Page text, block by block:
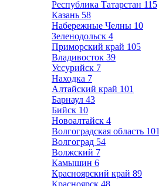
Республика Татарстан 115
Казань 58
Набережные Челны 10
Зеленодольск 4
Приморский край 105
Владивосток 39
Уссурийск 7
Находка 7
Алтайский край 101
Барнаул 43
Бийск 10
Новоалтайск 4
Волгоградская область 101
Волгоград 54
Волжский 7
Камышин 6
Красноярский край 89
Красноярск 48